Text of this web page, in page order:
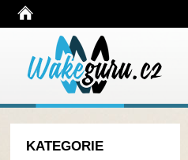
KATEGORIE